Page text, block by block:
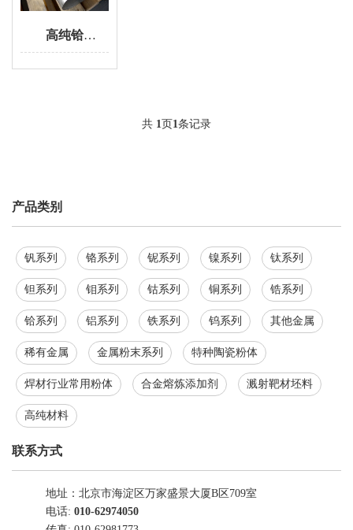
高纯铪锭 铪棒 99.9% 99.95%纯度的铪板
共 1 页1 条记录
产品类别
钒系列 铬系列 铌系列 镍系列 钛系列
钽系列 钼系列 钴系列 铜系列 锆系列
铪系列 铝系列 铁系列 钨系列 其他金属
稀有金属 金属粉末系列 特种陶瓷粉体
焊材行业常用粉体 合金熔炼添加剂 溅射靶材坯料
高纯材料
联系方式
地址：北京市海淀区万家盛景大厦B区709室
电话: 010-62974050